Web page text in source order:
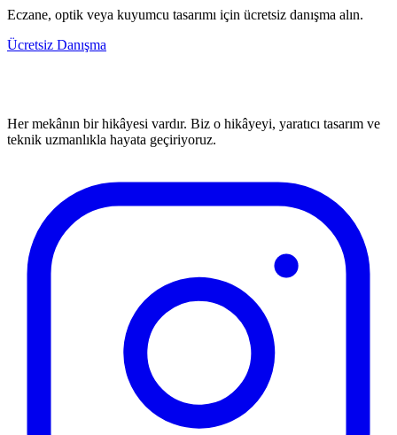
Eczane, optik veya kuyumcu tasarımı için ücretsiz danışma alın.
Ücretsiz Danışma
Her mekânın bir hikâyesi vardır. Biz o hikâyeyi, yaratıcı tasarım ve
teknik uzmanlıkla hayata geçiriyoruz.